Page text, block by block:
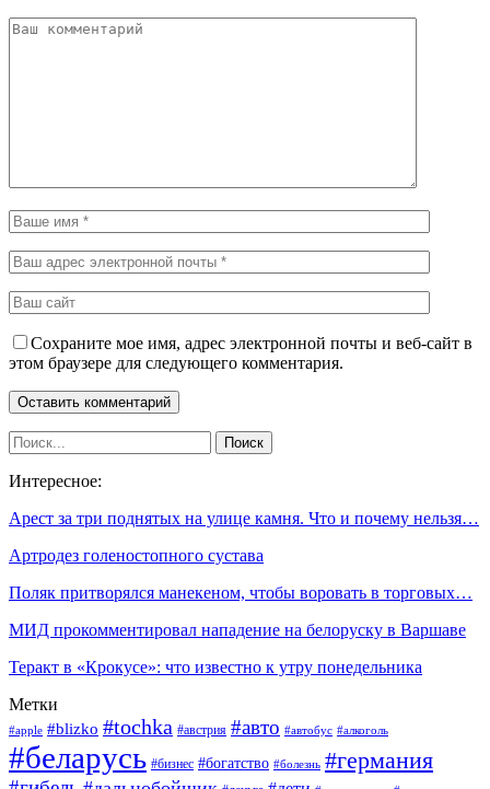
Сохраните мое имя, адрес электронной почты и веб-сайт в
этом браузере для следующего комментария.
Интересное:
Арест за три поднятых на улице камня. Что и почему нельзя…
Артродез голеностопного сустава
Поляк притворялся манекеном, чтобы воровать в торговых…
МИД прокомментировал нападение на белоруску в Варшаве
Теракт в «Крокусе»: что известно к утру понедельника
Метки
#apple #blizko #tochka #австрия #авто #автобус #алкоголь
#беларусь #бизнес #богатство #болезнь #германия